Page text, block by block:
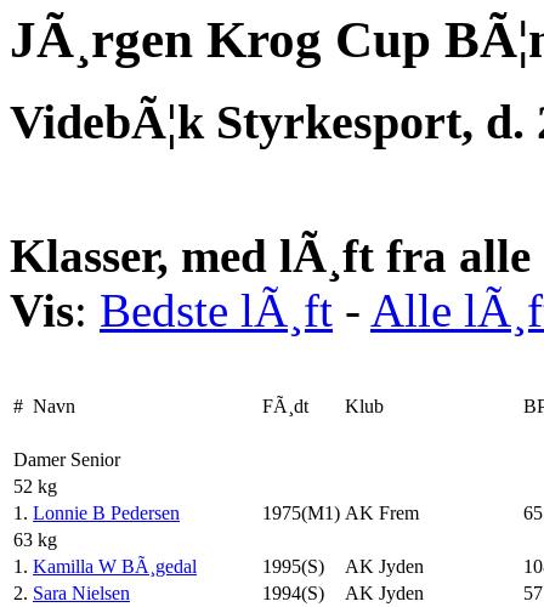
JÃ¸rgen Krog Cup
VidebÃ¦k Styrkesport, d.
Klasser, med lÃ¸ft fra
Vis: Bedste lÃ¸ft - Alle
# Navn FÃ¸dt Klub
Damer Senior
52 kg
1. Lonnie B Pedersen 1975(M1) AK Frem
65
63 kg
1. Kamilla W BÃ¸gedal 1995(S) AK Jyden
2. Sara Nielsen 1994(S) AK Jyden